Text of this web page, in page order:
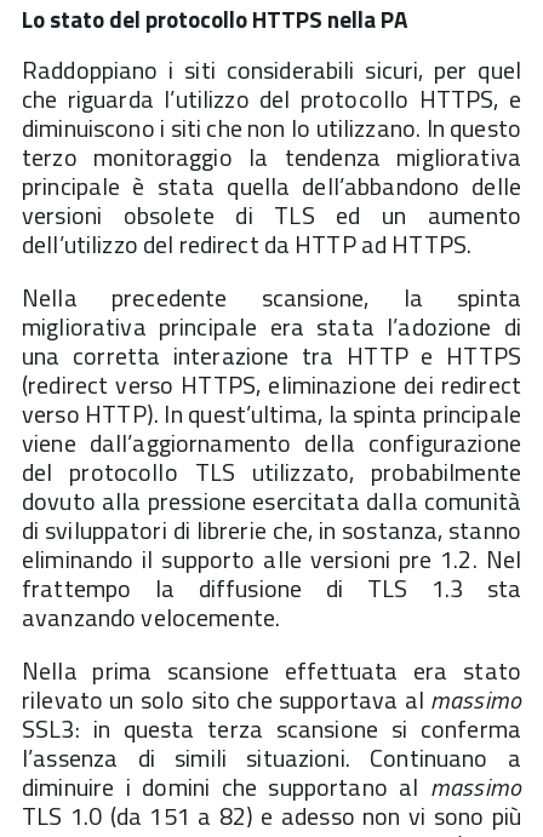
Lo stato del protocollo HTTPS nella PA
Raddoppiano i siti considerabili sicuri, per quel
che riguarda l’utilizzo del protocollo HTTPS, e
diminuiscono i siti che non lo utilizzano. In questo
terzo monitoraggio la tendenza migliorativa
principale è stata quella dell’abbandono delle
versioni obsolete di TLS ed un aumento
dell’utilizzo del redirect da HTTP ad HTTPS.
Nella precedente scansione, la spinta
migliorativa principale era stata l’adozione di
una corretta interazione tra HTTP e HTTPS
(redirect verso HTTPS, eliminazione dei redirect
verso HTTP). In quest’ultima, la spinta principale
viene dall’aggiornamento della configurazione
del protocollo TLS utilizzato, probabilmente
dovuto alla pressione esercitata dalla comunità
di sviluppatori di librerie che, in sostanza, stanno
eliminando il supporto alle versioni pre 1.2. Nel
frattempo la diffusione di TLS 1.3 sta
avanzando velocemente.
Nella prima scansione effettuata era stato
rilevato un solo sito che supportava al massimo
SSL3: in questa terza scansione si conferma
l’assenza di simili situazioni. Continuano a
diminuire i domini che supportano al massimo
TLS 1.0 (da 151 a 82) e adesso non vi sono più